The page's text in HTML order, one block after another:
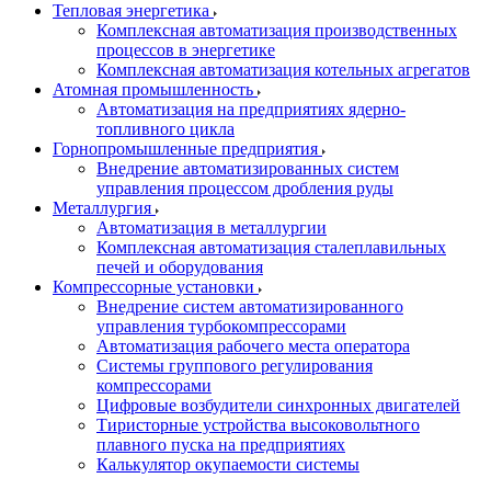
Тепловая энергетика
Комплексная автоматизация производственных
процессов в энергетике
Комплексная автоматизация котельных агрегатов
Атомная промышленность
Автоматизация на предприятиях ядерно-
топливного цикла
Горнопромышленные предприятия
Внедрение автоматизированных систем
управления процессом дробления руды
Металлургия
Автоматизация в металлургии
Комплексная автоматизация сталеплавильных
печей и оборудования
Компрессорные установки
Внедрение систем автоматизированного
управления турбокомпрессорами
Автоматизация рабочего места оператора
Системы группового регулирования
компрессорами
Цифровые возбудители синхронных двигателей
Тиристорные устройства высоковольтного
плавного пуска на предприятиях
Калькулятор окупаемости системы